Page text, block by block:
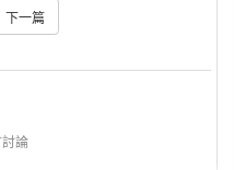
下一篇
論